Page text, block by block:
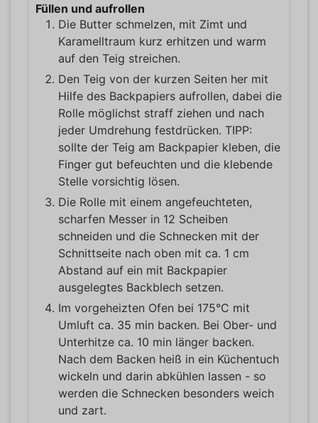
Füllen und aufrollen
Die Butter schmelzen, mit Zimt und
Karamelltraum kurz erhitzen und warm
auf den Teig streichen.
Den Teig von der kurzen Seiten her mit
Hilfe des Backpapiers aufrollen, dabei die
Rolle möglichst straff ziehen und nach
jeder Umdrehung festdrücken. TIPP:
sollte der Teig am Backpapier kleben, die
Finger gut befeuchten und die klebende
Stelle vorsichtig lösen.
Die Rolle mit einem angefeuchteten,
scharfen Messer in 12 Scheiben
schneiden und die Schnecken mit der
Schnittseite nach oben mit ca. 1 cm
Abstand auf ein mit Backpapier
ausgelegtes Backblech setzen.
Im vorgeheizten Ofen bei 175°C mit
Umluft ca. 35 min backen. Bei Ober- und
Unterhitze ca. 10 min länger backen.
Nach dem Backen heiß in ein Küchentuch
wickeln und darin abkühlen lassen - so
werden die Schnecken besonders weich
und zart.